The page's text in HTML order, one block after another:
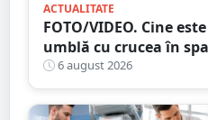
ACTUALITATE
FOTO/VIDEO. Cine
umblă cu crucea în
De ce face acest gest
6 august 2026